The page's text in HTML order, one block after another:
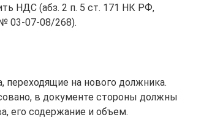
НДС (абз. 2 п. 5 ст. 171 НК РФ,
03-07-08/268).
переходящие на нового должника.
в документе стороны должны
его содержание и объем.